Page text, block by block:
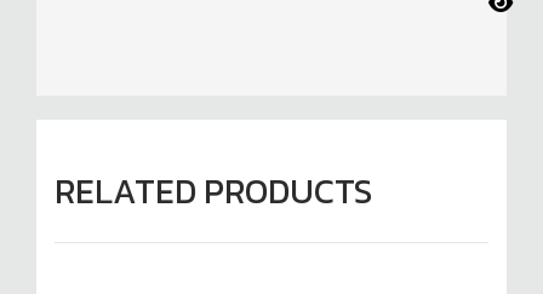
RELATED PRODUCTS